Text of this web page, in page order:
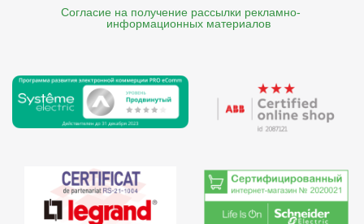
Согласие на получение рассылки рекламно-
    информационных материалов